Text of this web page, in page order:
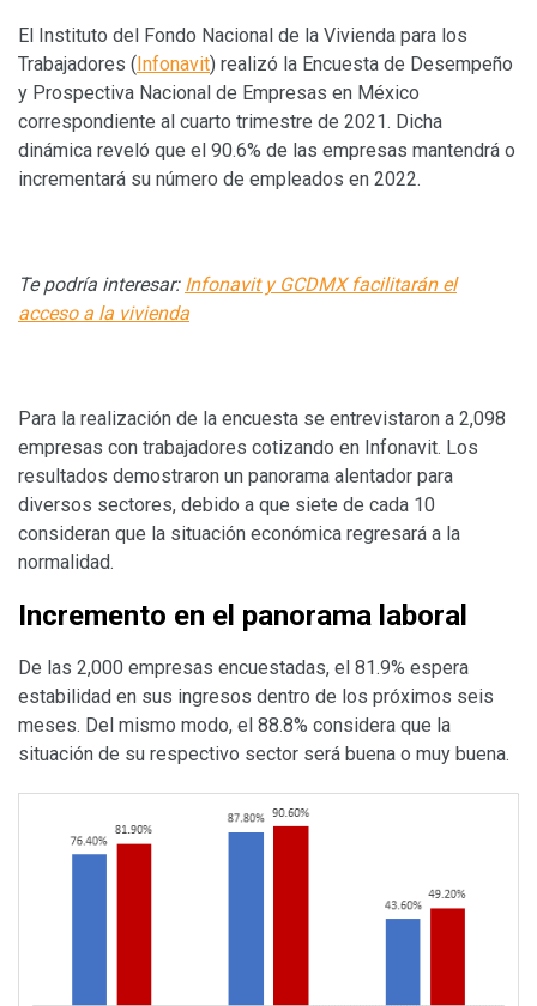
El Instituto del Fondo Nacional de la Vivienda para los
Trabajadores (Infonavit) realizó la Encuesta de Desempeño
y Prospectiva Nacional de Empresas en México
correspondiente al cuarto trimestre de 2021. Dicha
dinámica reveló que el 90.6% de las empresas mantendrá o
incrementará su número de empleados en 2022.
Te podría interesar: Infonavit y GCDMX facilitarán el
acceso a la vivienda
Para la realización de la encuesta se entrevistaron a 2,098
empresas con trabajadores cotizando en Infonavit. Los
resultados demostraron un panorama alentador para
diversos sectores, debido a que siete de cada 10
consideran que la situación económica regresará a la
normalidad.
Incremento en el panorama laboral
De las 2,000 empresas encuestadas, el 81.9% espera
estabilidad en sus ingresos dentro de los próximos seis
meses. Del mismo modo, el 88.8% considera que la
situación de su respectivo sector será buena o muy buena.